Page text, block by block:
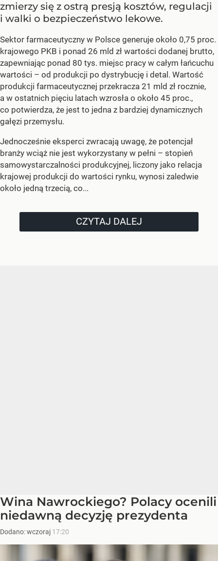
zmierzy się z ostrą presją kosztów, regulacji
i walki o bezpieczeństwo lekowe.
Sektor farmaceutyczny w Polsce generuje około 0,75 proc.
krajowego PKB i ponad 26 mld zł wartości dodanej brutto,
zapewniając ponad 80 tys. miejsc pracy w całym łańcuchu
wartości – od produkcji po dystrybucję i detal. Wartość
produkcji farmaceutycznej przekracza 21 mld zł rocznie,
a w ostatnich pięciu latach wzrosła o około 45 proc.,
co potwierdza, że jest to jedna z bardziej dynamicznych
gałęzi przemysłu.
Jednocześnie eksperci zwracają uwagę, że potencjał
branży wciąż nie jest wykorzystany w pełni – stopień
samowystarczalności produkcyjnej, liczony jako relacja
krajowej produkcji do wartości rynku, wynosi zaledwie
około jedną trzecią, co...
CZYTAJ DALEJ
Wina Nawrockiego? Polacy ocenili
niedawną decyzję prezydenta
Dodano:wczoraj 17:20